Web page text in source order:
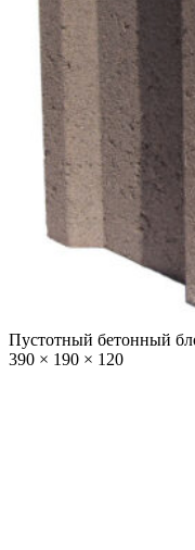
Пустотный бетонный
390 × 190 × 120